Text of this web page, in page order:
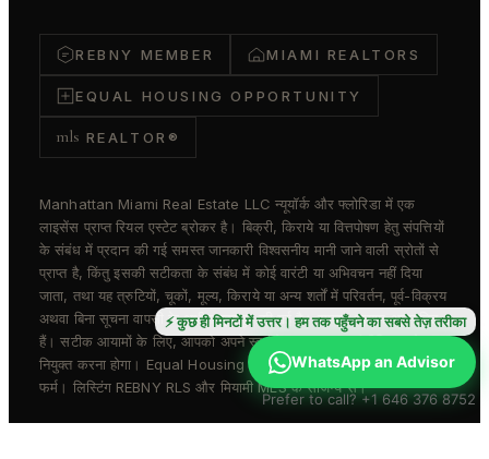
⚡ कुछ ही मिनटों में उत्तर। हम तक पहुँचने का सबसे तेज़ तरीका
WhatsApp an Advisor
Prefer to call? +1 646 376 8752
REBNY MEMBER MIAMI REALTORS
EQUAL HOUSING OPPORTUNITY
mls REALTOR®
Manhattan Miami Real Estate LLC न्यूयॉर्क और फ्लोरिडा में एक
लाइसेंस प्राप्त रियल एस्टेट ब्रोकर है। बिक्री, किराये या वित्तपोषण हेतु संपत्तियों
के संबंध में प्रदान की गई समस्त जानकारी विश्वसनीय मानी जाने वाली स्रोतों से
प्राप्त है, किंतु इसकी सटीकता के संबंध में कोई वारंटी या अभिवचन नहीं दिया
जाता, तथा यह त्रुटियों, चूकों, मूल्य, किराये या अन्य शर्तों में परिवर्तन, पूर्व-विक्रय
अथवा बिना सूचना वापसी के अधीन प्रस्तुत की गई है। समस्त आयाम अनुमानित
हैं। सटीक आयामों के लिए, आपको अपने स्वयं के वास्तुकार या इंजीनियर को
नियुक्त करना होगा। Equal Housing Opportunity. REBNY सदस्य
फर्म। लिस्टिंग REBNY RLS और मियामी MLS के सौजन्य से।